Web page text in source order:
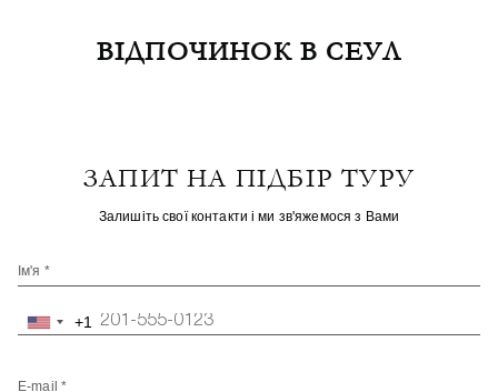
ВІДПОЧИНОК В СЕУЛ
ЗАПИТ НА ПІДБІР ТУРУ
Залишіть свої контакти і ми зв'яжемося з Вами
Ім'я *
United+1
E-mail *